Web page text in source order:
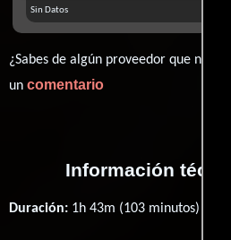
Sin Datos
¿Sabes de algún proveedor que no
un comentario
Información
Duración: 1h 43m (103 minutos) .